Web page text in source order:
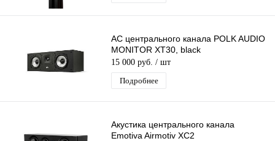
АС центрального канала POLK AUDIO
MONITOR XT30, black
15 000 руб. / шт
Подробнее
Акустика центрального канала
Emotiva Airmotiv XC2